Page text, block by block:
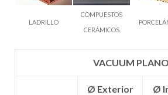
LADRILLO
COMPUESTOS
CERÁMICOS
VACUUM PLANO
Ø Exterior
Ø